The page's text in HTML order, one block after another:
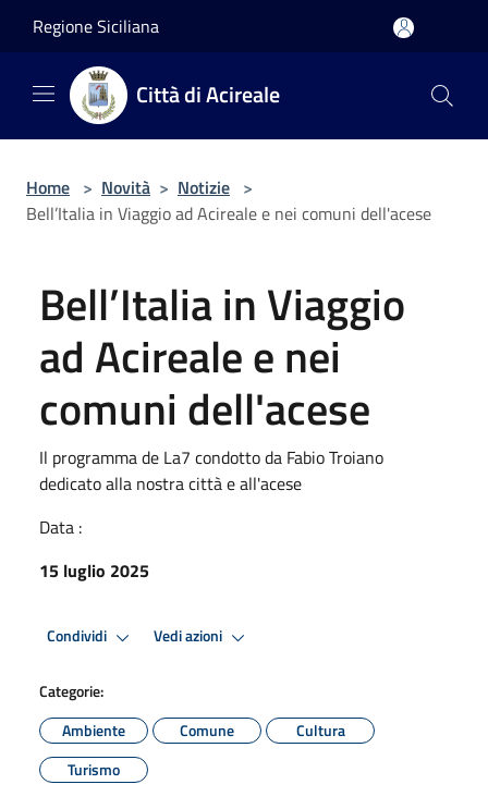
Regione Siciliana
Città di Acireale
Home > Novità > Notizie >
Bell’Italia in Viaggio ad Acireale e nei comuni dell'acese
Bell’Italia in Viaggio
ad Acireale e nei
comuni dell'acese
Il programma de La7 condotto da Fabio Troiano
dedicato alla nostra città e all'acese
Data :
15 luglio 2025
Condividi Vedi azioni
Categorie:
Ambiente
Comune
Cultura
Turismo